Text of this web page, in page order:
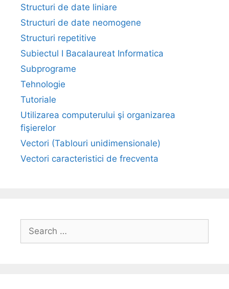
Structuri de date liniare
Structuri de date neomogene
Structuri repetitive
Subiectul I Bacalaureat Informatica
Subprograme
Tehnologie
Tutoriale
Utilizarea computerului şi organizarea
fişierelor
Vectori (Tablouri unidimensionale)
Vectori caracteristici de frecventa
for: